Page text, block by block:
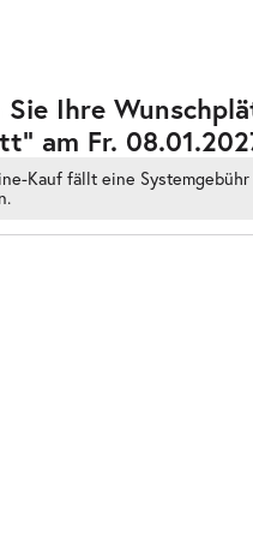
Übertritt-
Sa.
19.12.2026
Sa. 19.12.2026
Uhr
Sie Ihre
am Fr.
Kauf fällt eine